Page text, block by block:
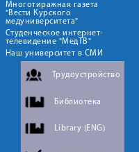
Многотиражная газета
"Вести Курского
медуниверситета"
Студенческое интернет-
телевидение "МедТВ"
Наш университет в СМИ
Трудоустройство
Библиотека
Library (ENG)